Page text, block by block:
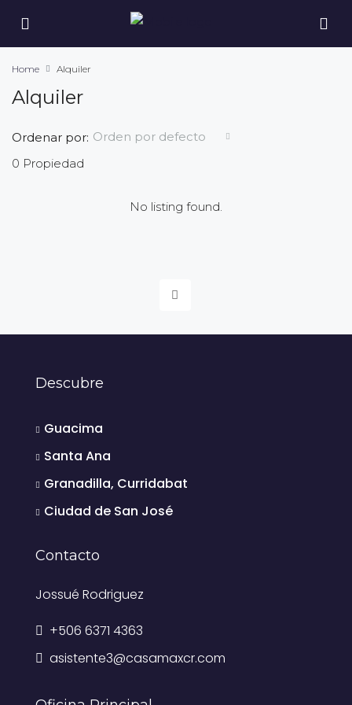
Home Alquiler
Alquiler
0 Propiedad
Ordenar por: Orden por defecto
No listing found.
Descubre
Guacima
Santa Ana
Granadilla, Curridabat
Ciudad de San José
Contacto
Jossué Rodriguez
+506 6371 4363
asistente3@casamaxcr.com